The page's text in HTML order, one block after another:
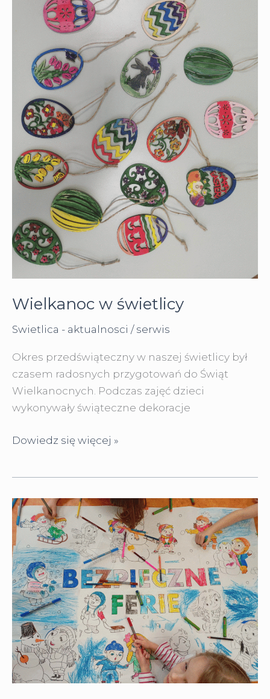
Wielkanoc w świetlicy
Swietlica - aktualnosci / serwis
Okres przedświąteczny w naszej świetlicy był
czasem radosnych przygotowań do Świąt
Wielkanocnych. Podczas zajęć dzieci
wykonywały świąteczne dekoracje
Wielkanoc
Dowiedz się więcej »